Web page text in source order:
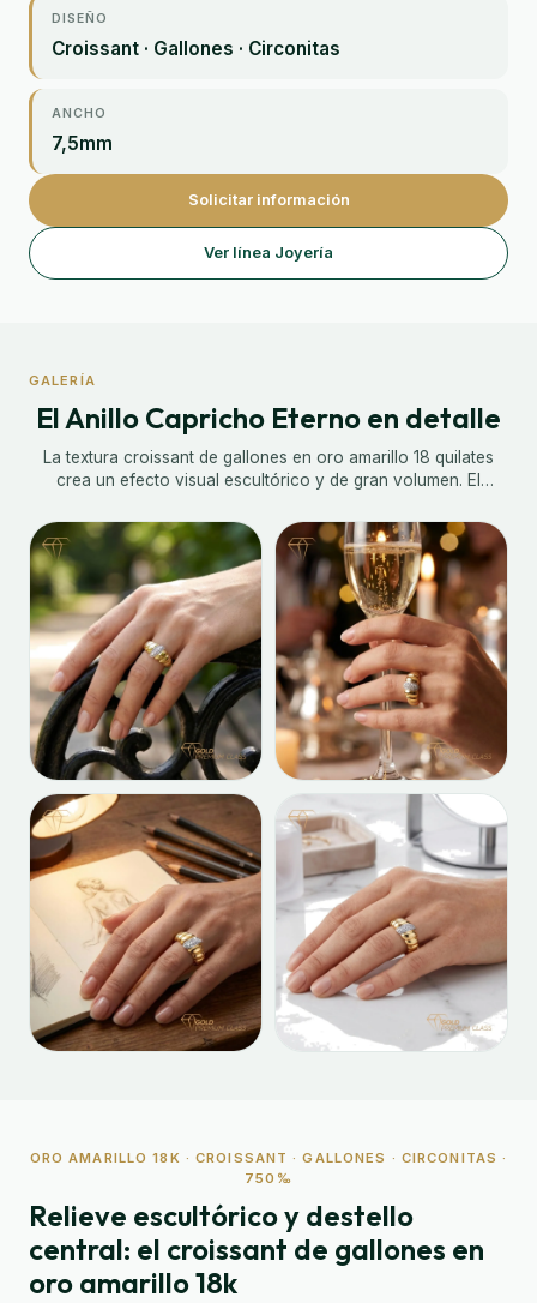
DISEÑO
Croissant · Gallones · Circonitas
ANCHO
7,5mm
Solicitar información
Ver línea Joyería
GALERÍA
El Anillo Capricho Eterno en detalle
La textura croissant de gallones en oro amarillo 18 quilates
crea un efecto visual escultórico y de gran volumen. El
diseño. Una sortija con personalidad propia, pensada para
quienes aprecian el detalle y la originalidad en la joyería.
ORO AMARILLO 18K · CROISSANT · GALLONES · CIRCONITAS ·
750‰
Relieve escultórico y destello
central: el croissant de gallones en
oro amarillo 18k